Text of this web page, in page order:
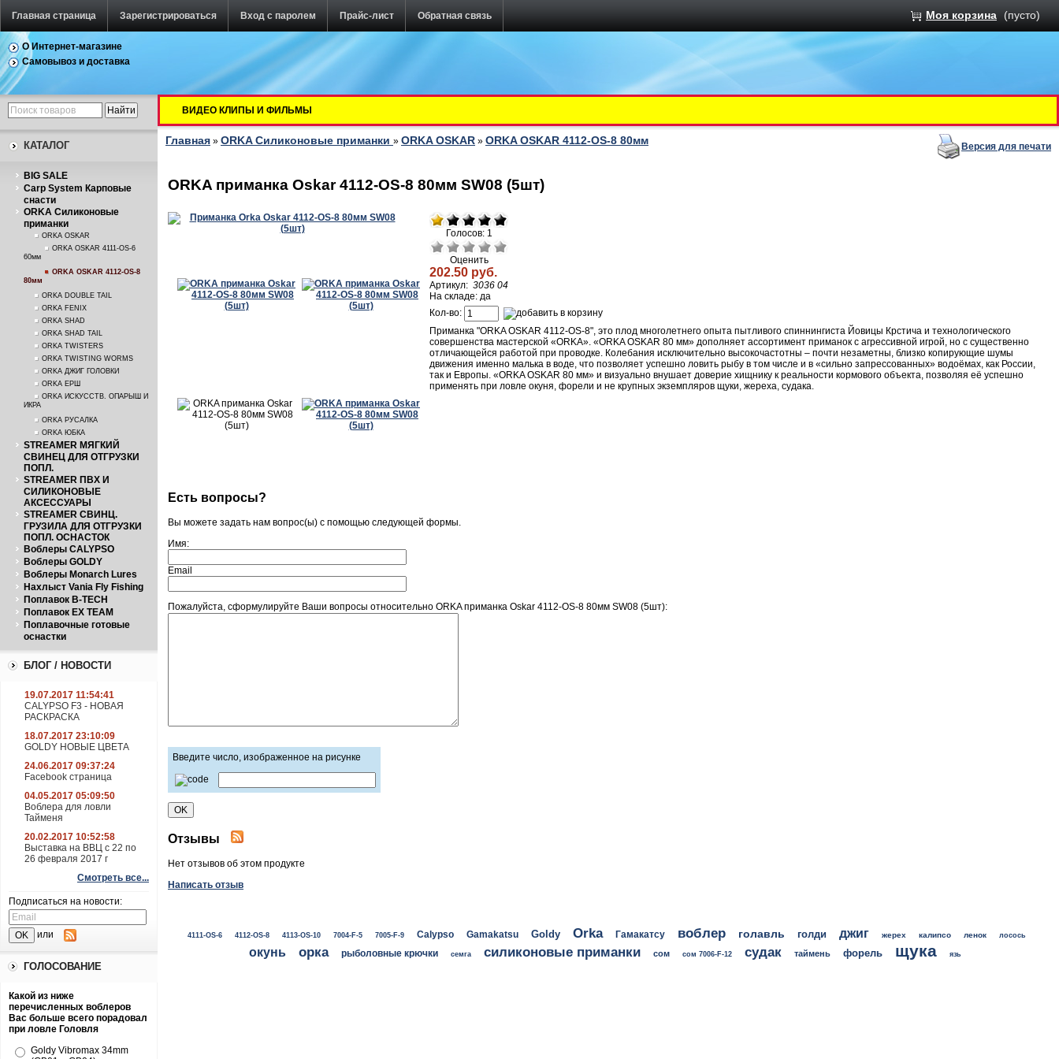
Главная страница Зарегистрироваться Вход с паролем Прайс-лист Обратная связь Моя корзина (пусто)
О Интернет-магазине
Самовывоз и доставка
КАТАЛОГ
BIG SALE
Carp System Карповые
снасти
ORKA Силиконовые
приманки
ORKA OSKAR
ORKA OSKAR 4111-OS-6
60мм
ORKA OSKAR 4112-OS-8
80мм
ORKA DOUBLE TAIL
ORKA FENIX
ORKA SHAD
ORKA SHAD TAIL
ORKA TWISTERS
ORKA TWISTING WORMS
ORKA ДЖИГ ГОЛОВКИ
ORKA ЕРШ
ORKA ИСКУССТВ. ОПАРЫШ И
ИКРА
ORKA РУСАЛКА
ORKA ЮБКА
STREAMER МЯГКИЙ
СВИНЕЦ ДЛЯ ОТГРУЗКИ
ПОПЛ.
STREAMER ПВХ И
СИЛИКОНОВЫЕ
АКСЕССУАРЫ
STREAMER СВИНЦ.
ГРУЗИЛА ДЛЯ ОТГРУЗКИ
ПОПЛ. ОСНАСТОК
Воблеры CALYPSO
Воблеры GOLDY
Воблеры Monarch Lures
Нахлыст Vania Fly Fishing
Поплавок B-TECH
Поплавок EX TEAM
Поплавочные готовые
оснастки
БЛОГ / НОВОСТИ
19.07.2017 11:54:41
CALYPSO F3 - НОВАЯ
РАСКРАСКА
18.07.2017 23:10:09
GOLDY НОВЫЕ ЦВЕТА
24.06.2017 09:37:24
Facebook страница
04.05.2017 05:09:50
Воблера для ловли
Тайменя
20.02.2017 10:52:58
Выставка на ВВЦ с 22 по
26 февраля 2017 г
Смотреть все...
Подписаться на новости:
или
ГОЛОСОВАНИЕ
Какой из ниже
перечисленных воблеров
Вас больше всего порадовал
при ловле Головля
Goldy Vibromax 34mm
ВИДЕО КЛИПЫ И ФИЛЬМЫ
Главная » ORKA Силиконовые приманки » ORKA OSKAR » ORKA OSKAR 4112-OS-8 80мм Версия для печати
ORKA приманка Oskar 4112-OS-8 80мм SW08 (5шт)
Голосов: 1
Оценить
202.50 руб.
Артикул: 3036 04
На складе: да
Кол-во:
Приманка "ORKA OSKAR 4112-OS-8", это плод многолетнего опыта пытливого спиннингиста Йовицы Крстича и технологического
совершенства мастерской «ORKA». «ORKA OSKAR 80 мм» дополняет ассортимент приманок с агрессивной игрой, но с существенно
отличающейся работой при проводке. Колебания исключительно высокочастотны – почти незаметны, близко копирующие шумы
движения именно малька в воде, что позволяет успешно ловить рыбу в том числе и в «сильно запрессованных» водоёмах, как России,
так и Европы. «ORKA OSKAR 80 мм» и визуально внушает доверие хищнику к реальности кормового объекта, позволяя её успешно
применять при ловле окуня, форели и не крупных экземпляров щуки, жереха, судака.
Есть вопросы?
Вы можете задать нам вопрос(ы) с помощью следующей формы.
Имя:
Email
Пожалуйста, сформулируйте Ваши вопросы относительно ORKA приманка Oskar 4112-OS-8 80мм SW08 (5шт):
Введите число, изображенное на рисунке
Отзывы
Нет отзывов об этом продукте
Написать отзыв
4111-OS-6 4112-OS-8 4113-OS-10 7004-F-5 7005-F-9 Calypso Gamakatsu Goldy Orka Гамакатсу воблер голавль голди джиг жерех калипсо ленок лосось
окунь орка рыболовные крючки семга силиконовые приманки сом сом 7006-F-12 судак таймень форель щука язь